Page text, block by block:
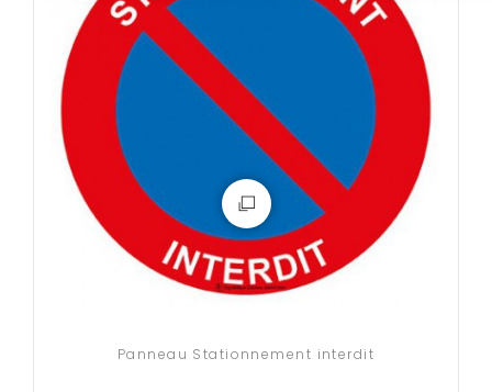
Panneau Stationnement interdit